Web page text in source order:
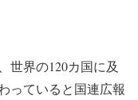
世界の120カ国に及
っていると国連広報